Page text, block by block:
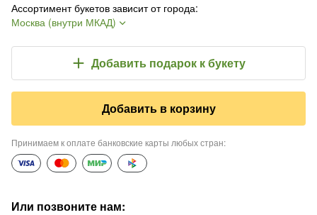
Ассортимент букетов зависит от города:
Москва (внутри МКАД)
Добавить подарок к букету
Добавить в корзину
Принимаем к оплате банковские карты любых стран:
Или позвоните нам: